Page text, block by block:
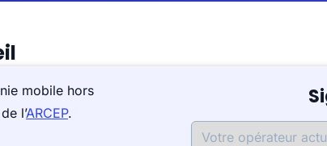
mobile hors
l’ARCEP.